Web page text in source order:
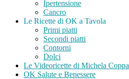
Ipertensione
Cancro
Le Ricette di OK a Tavola
Primi piatti
Secondi piatti
Contorni
Dolci
Le Videoricette di Michela Coppa
OK Salute e Benessere